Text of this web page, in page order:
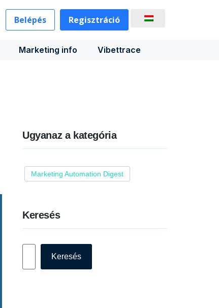
Belépés Regisztráció
Marketing info Vibettrace
Ugyanaz a kategória
Marketing Automation Digest
Keresés
Keresés